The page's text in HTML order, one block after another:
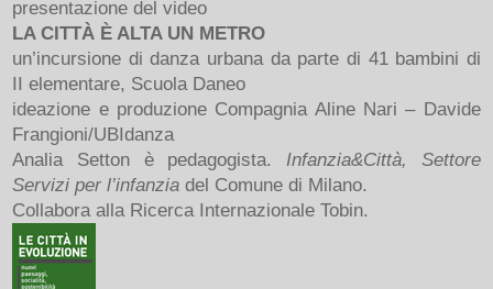
presentazione del video
LA CITTÀ È ALTA UN METRO
un’incursione di danza urbana da parte di 41 bambini di
II elementare, Scuola Daneo
ideazione e produzione Compagnia Aline Nari – Davide
Frangioni/UBIdanza
Analia Setton è pedagogista. Infanzia&Città, Settore
Servizi per l’infanzia del Comune di Milano.
Collabora alla Ricerca Internazionale Tobin.